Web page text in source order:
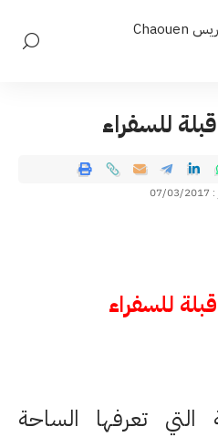
للسفراء
للسفراء
التي تعرفها الساحة